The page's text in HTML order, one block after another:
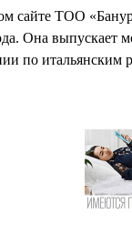
сайте ТОО
Она выпускает
по итальянским